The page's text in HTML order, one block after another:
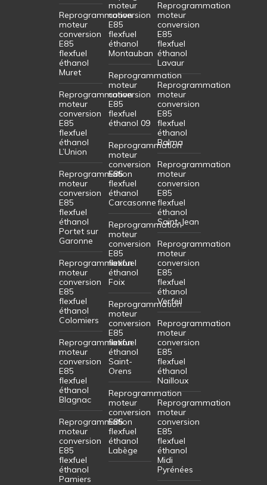
Reprogrammation
moteur
conversion
E85
flexfuel
éthanol
Muret
Reprogrammation
moteur
conversion
E85
flexfuel
éthanol
L’Union
Reprogrammation
moteur
conversion
E85
flexfuel
éthanol
Portet sur
Garonne
Reprogrammation
moteur
conversion
E85
flexfuel
éthanol
Colomiers
Reprogrammation
moteur
conversion
E85
flexfuel
éthanol
Blagnac
Reprogrammation
moteur
conversion
E85
flexfuel
éthanol
Pamiers
moteur
conversion
E85
flexfuel
éthanol
Montauban
Reprogrammation
moteur
conversion
E85
flexfuel
éthanol 09
Reprogrammation
moteur
conversion
E85
flexfuel
éthanol
Carcasonne
Reprogrammation
moteur
conversion
E85
flexfuel
éthanol
Foix
Reprogrammation
moteur
conversion
E85
flexfuel
éthanol
Saint-
Orens
Reprogrammation
moteur
conversion
E85
flexfuel
éthanol
Labège
Reprogrammation
moteur
conversion
E85
flexfuel
éthanol
Lavaur
Reprogrammation
moteur
conversion
E85
flexfuel
éthanol
Balma
Reprogrammation
moteur
conversion
E85
flexfuel
éthanol
Saint-Jean
Reprogrammation
moteur
conversion
E85
flexfuel
éthanol
Verfeil
Reprogrammation
moteur
conversion
E85
flexfuel
éthanol
Nailloux
Reprogrammation
moteur
conversion
E85
flexfuel
éthanol
Midi
Pyrénées